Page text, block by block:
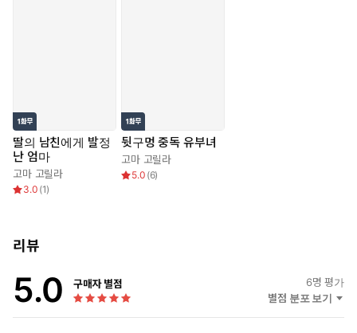
딸의 남친에게 발정
난 엄마
고마 고릴라
3.0 (1)
뒷구멍 중독 유부녀
고마 고릴라
5.0 (6)
리뷰
5.0 구매자 별점 6명 평가
별점 분포 보기